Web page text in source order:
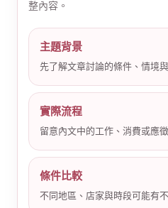
整內容。
主題背景
先了解文章討論的條件、情境
實際流程
留意內文中的工作、消費或應
條件比較
不同地區、店家與時段可能有